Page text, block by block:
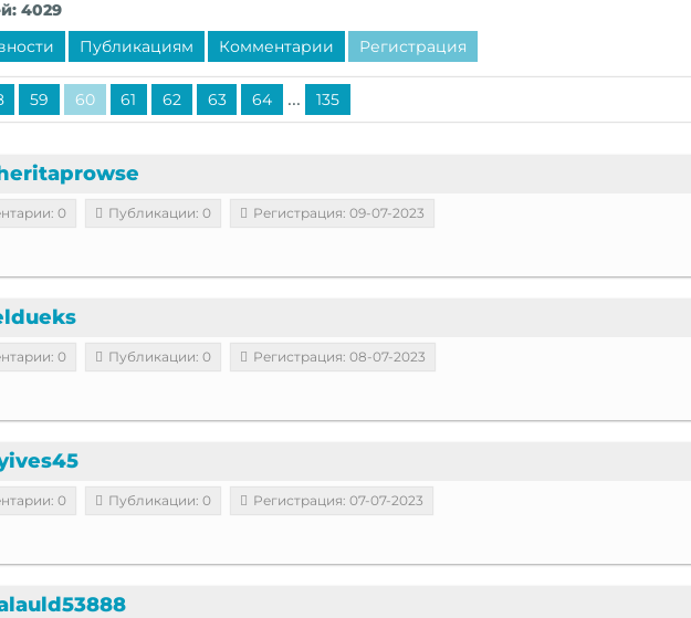
4029
Публикациям Комментарии Регистрация
59 60 61 62 63 64 ... 135
0 Публикации: 0 Регистрация: 09-07-2023
0 Публикации: 0 Регистрация: 08-07-2023
0 Публикации: 0 Регистрация: 07-07-2023